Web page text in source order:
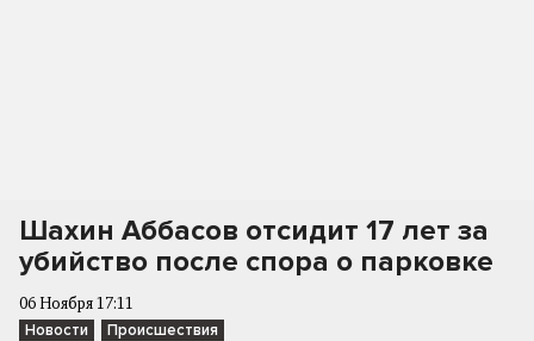
Шахин Аббасов отсидит 17 лет за
убийство после спора о парковке
06 Ноября 17:11
Новости Происшествия